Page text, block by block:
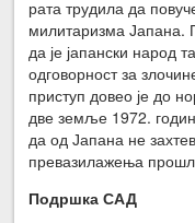
рата трудила да
милитаризма Јапана.
да је јапански народ
одговорност за
приступ довео је до
две земље 1972.
да од Јапана не
превазилажења
Подршка САД